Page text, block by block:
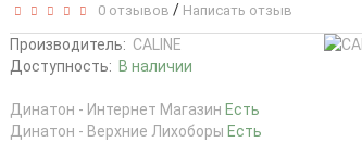
0 отзывов / Написать отзыв
Производитель: CALINE
Доступность: В наличии
Динатон - Интернет Магазин Есть
Динатон - Верхние Лихоборы Есть